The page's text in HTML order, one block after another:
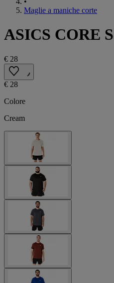
Maglie a maniche corte
ASICS CORE
€ 28
€ 28
Colore
Cream